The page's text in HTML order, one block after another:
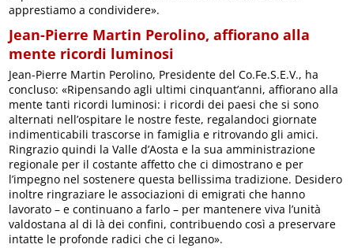
apprestiamo a condividere».
Jean-Pierre Martin Perolino, affiorano alla
mente ricordi luminosi
Jean-Pierre Martin Perolino, Presidente del Co.Fe.S.E.V., ha
concluso: «Ripensando agli ultimi cinquant’anni, affiorano alla
mente tanti ricordi luminosi: i ricordi dei paesi che si sono
alternati nell’ospitare le nostre feste, regalandoci giornate
indimenticabili trascorse in famiglia e ritrovando gli amici.
Ringrazio quindi la Valle d’Aosta e la sua amministrazione
regionale per il costante affetto che ci dimostrano e per
l’impegno nel sostenere questa bellissima tradizione. Desidero
inoltre ringraziare le associazioni di emigrati che hanno
lavorato – e continuano a farlo – per mantenere viva l’unità
valdostana al di là dei confini, contribuendo così a preservare
intatte le profonde radici che ci legano».